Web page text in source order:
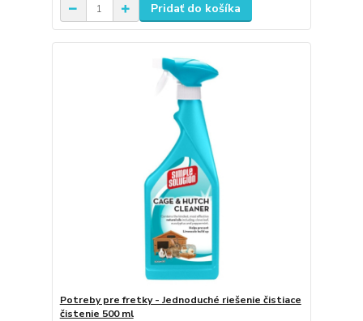
Pridať do košíka
Potreby pre fretky - Jednoduché riešenie čistiace
čistenie 500 ml